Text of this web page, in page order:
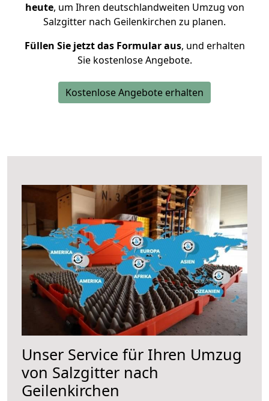
heute, um Ihren deutschlandweiten Umzug von
Salzgitter nach Geilenkirchen zu planen.
Füllen Sie jetzt das Formular aus, und erhalten
Sie kostenlose Angebote.
Kostenlose Angebote erhalten
Unser Service für Ihren Umzug
von Salzgitter nach
Geilenkirchen